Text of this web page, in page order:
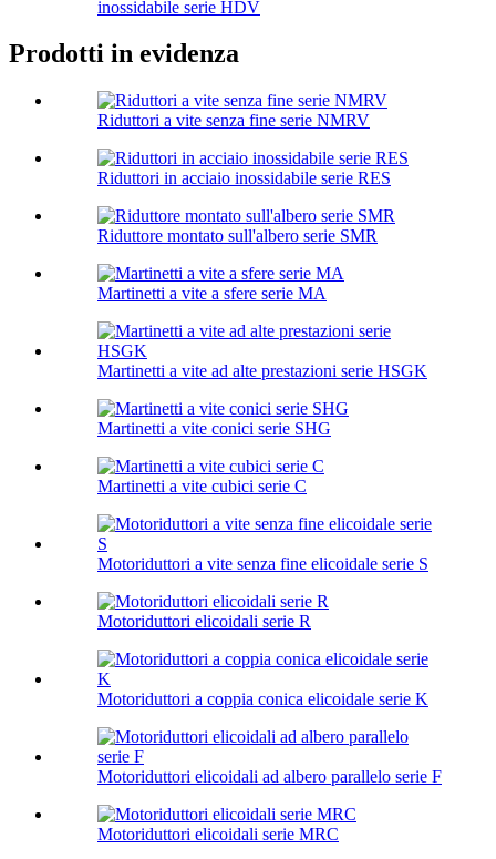
inossidabile serie HDV
Prodotti in evidenza
Riduttori a vite senza fine serie NMRV
Riduttori in acciaio inossidabile serie RES
Riduttore montato sull'albero serie SMR
Martinetti a vite a sfere serie MA
Martinetti a vite ad alte prestazioni serie HSGK
Martinetti a vite conici serie SHG
Martinetti a vite cubici serie C
Motoriduttori a vite senza fine elicoidale serie S
Motoriduttori elicoidali serie R
Motoriduttori a coppia conica elicoidale serie K
Motoriduttori elicoidali ad albero parallelo serie F
Motoriduttori elicoidali serie MRC